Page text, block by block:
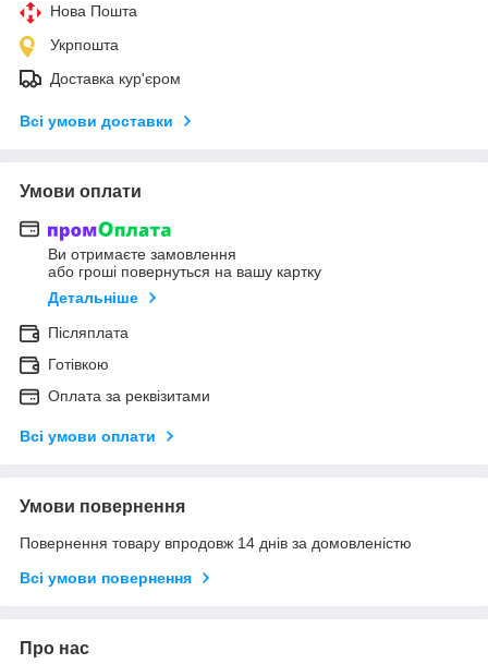
Нова Пошта
Укрпошта
Доставка кур'єром
Всі умови доставки
Умови оплати
Ви отримаєте замовлення
або гроші повернуться на вашу картку
Детальніше
Післяплата
Готівкою
Оплата за реквізитами
Всі умови оплати
Умови повернення
Повернення товару впродовж 14 днів за домовленістю
Всі умови повернення
Про нас